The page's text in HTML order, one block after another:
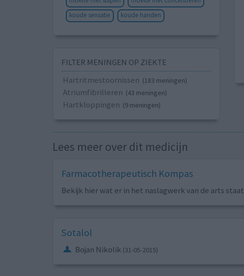
koude sensatie
koude handen
FILTER MENINGEN OP ZIEKTE
Hartritmestoornissen (183 meningen)
Atriumfibrilleren (43 meningen)
Hartkloppingen (9 meningen)
Lees meer over dit medicijn
Farmacotherapeutisch Kompas
Bekijk hier wat er in het naslagwerk van de arts staat
Sotalol
Bojan Nikolik (31-05-2015)